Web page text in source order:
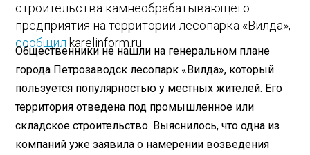
строительства камнеобрабатывающего
предприятия на территории лесопарка «Вилда»,
сообщил karelinform.ru.
Общественники не нашли на генеральном плане
города Петрозаводск лесопарк «Вилда», который
пользуется популярностью у местных жителей. Его
территория отведена под промышленное или
складское строительство. Выяснилось, что одна из
компаний уже заявила о намерении возведения